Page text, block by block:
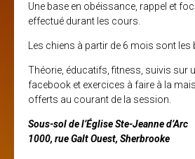
Une base en obéissance, rappel et
effectué durant les cours.
Les chiens à partir de 6 mois sont les
Théorie, éducatifs, fitness, suivis sur
facebook et exercices à faire à la
offerts au courant de la session.
Sous-sol de l’Église Ste-Jeanne d’Arc
1000, rue Galt Ouest, Sherbrooke